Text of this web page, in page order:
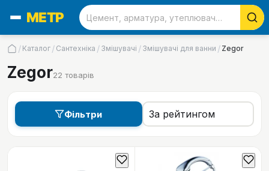
/ Каталог / Сантехніка / Змішувачі / Змішувачі для ванни / Zegor
Zegor22 товарів
Фільтри